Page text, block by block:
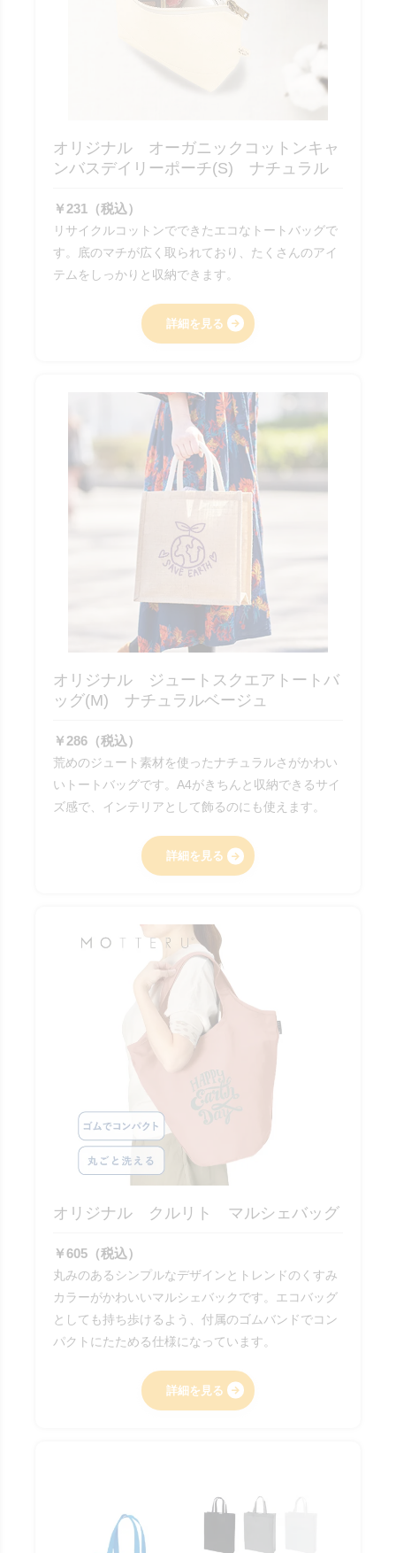
オリジナル オーガニックコットンキャ
ンバスデイリーポーチ(S) ナチュラル
￥231（税込）
リサイクルコットンでできたエコなトートバッグで
す。底のマチが広く取られており、たくさんのアイ
テムをしっかりと収納できます。
詳細を見る
オリジナル ジュートスクエアトートバ
ッグ(M) ナチュラルベージュ
￥286（税込）
荒めのジュート素材を使ったナチュラルさがかわい
いトートバッグです。A4がきちんと収納できるサイ
ズ感で、インテリアとして飾るのにも使えます。
詳細を見る
オリジナル クルリト マルシェバッグ
￥605（税込）
丸みのあるシンプルなデザインとトレンドのくすみ
カラーがかわいいマルシェバックです。エコバッグ
としても持ち歩けるよう、付属のゴムバンドでコン
パクトにたためる仕様になっています。
詳細を見る